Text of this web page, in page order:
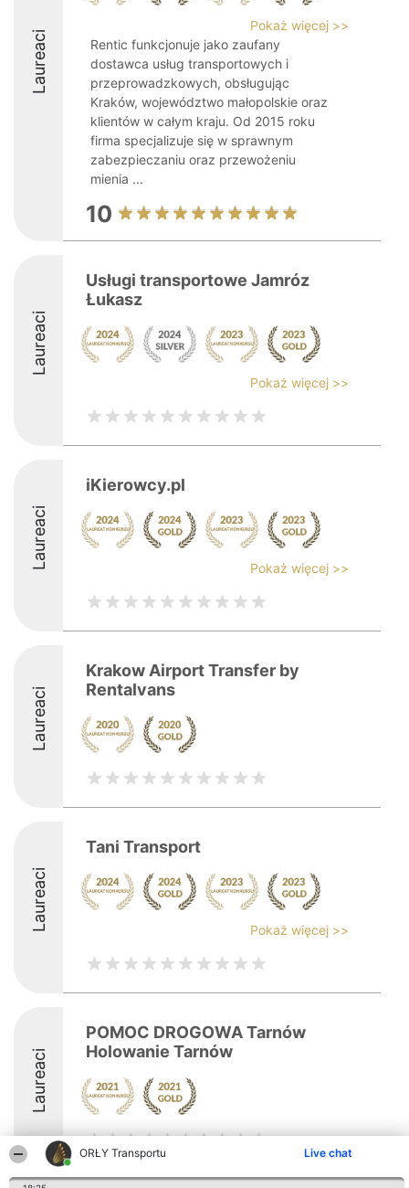
ORŁY Transportu Live chat
Laureaci
Pokaż więcej >>
Rentic funkcjonuje jako zaufany
dostawca usług transportowych i
przeprowadzkowych, obsługując
Kraków, województwo małopolskie oraz
klientów w całym kraju. Od 2015 roku
firma specjalizuje się w sprawnym
zabezpieczaniu oraz przewożeniu
mienia ...
10
Laureaci
Usługi transportowe Jamróz
Łukasz
Pokaż więcej >>
Laureaci
iKierowcy.pl
Pokaż więcej >>
Laureaci
Krakow Airport Transfer by
Rentalvans
Laureaci
Tani Transport
Pokaż więcej >>
Laureaci
POMOC DROGOWA Tarnów
Holowanie Tarnów